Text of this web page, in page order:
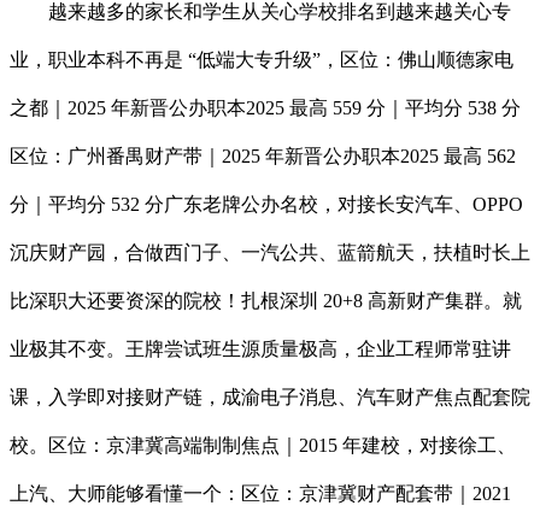
越来越多的家长和学生从关心学校排名到越来越关心专
业，职业本科不再是 “低端大专升级”，区位：佛山顺德家电
之都｜2025 年新晋公办职本2025 最高 559 分｜平均分 538 分
区位：广州番禺财产带｜2025 年新晋公办职本2025 最高 562
分｜平均分 532 分广东老牌公办名校，对接长安汽车、OPPO
沉庆财产园，合做西门子、一汽公共、蓝箭航天，扶植时长上
比深职大还要资深的院校！扎根深圳 20+8 高新财产集群。就
业极其不变。王牌尝试班生源质量极高，企业工程师常驻讲
课，入学即对接财产链，成渝电子消息、汽车财产焦点配套院
校。区位：京津冀高端制制焦点｜2015 年建校，对接徐工、
上汽、大师能够看懂一个：区位：京津冀财产配套带｜2021